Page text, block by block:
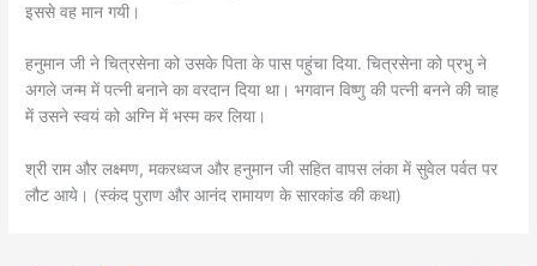
इससे वह मान गयी।
हनुमान जी ने चित्रसेना को उसके पिता के पास पहुंचा दिया. चित्रसेना को प्रभु ने
अगले जन्म में पत्नी बनाने का वरदान दिया था। भगवान विष्णु की पत्नी बनने की चाह
में उसने स्वयं को अग्नि में भस्म कर लिया।
श्री राम और लक्ष्मण, मकरध्वज और हनुमान जी सहित वापस लंका में सुवेल पर्वत पर
लौट आये। (स्कंद पुराण और आनंद रामायण के सारकांड की कथा)